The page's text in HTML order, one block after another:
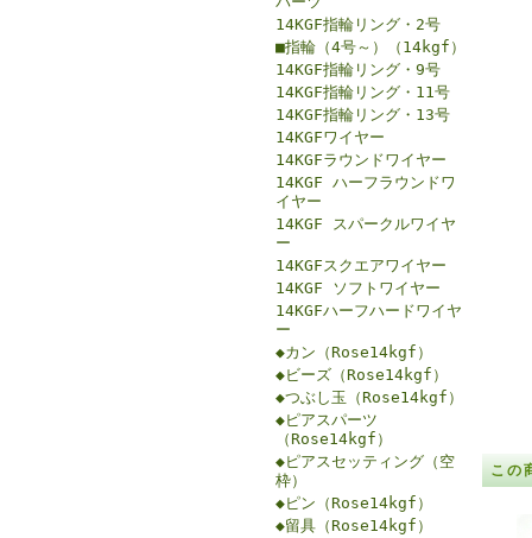
14KGF指輪リング・2号
■指輪（4号～）（14kgf）
14KGF指輪リング・9号
14KGF指輪リング・11号
14KGF指輪リング・13号
14KGFワイヤー
14KGFラウンドワイヤー
14KGF ハーフラウンドワ
イヤー
14KGF スパークルワイヤ
ー
14KGFスクエアワイヤー
14KGF ソフトワイヤー
14KGFハーフハードワイヤ
ー
◆カン（Rose14kgf）
◆ビーズ（Rose14kgf）
◆つぶし玉（Rose14kgf）
◆ピアスパーツ
（Rose14kgf）
◆ピアスセッティング（空
枠）
◆ピン（Rose14kgf）
◆留具（Rose14kgf）
この